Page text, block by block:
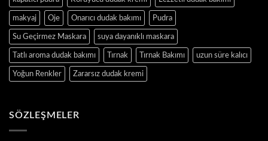
makyaj Oje Onarıcı dudak bakımı Pudra
Su Geçirmez Maskara suya dayanıklı maskara
Tatlı aroma dudak bakımı Tırnak Tırnak Bakımı uzun süre kalıcı
Yoğun Renkler Zararsız dudak kremi
SÖZLEŞMELER